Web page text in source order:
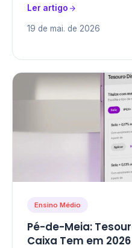
tem…
Ler artigo
19 de mai. de 2026
Ensino Médio
Pé-de-Meia:
Caixa Tem em